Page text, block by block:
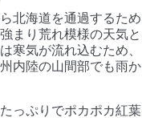
北海道を通過するた
まり荒れ模様の天気
寒気が流れ込むため、
内陸の山間部でも雨
っぷりでポカポカ紅